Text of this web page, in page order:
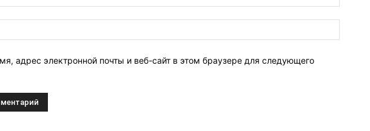
адрес электронной почты и веб-сайт в этом браузере для следующего